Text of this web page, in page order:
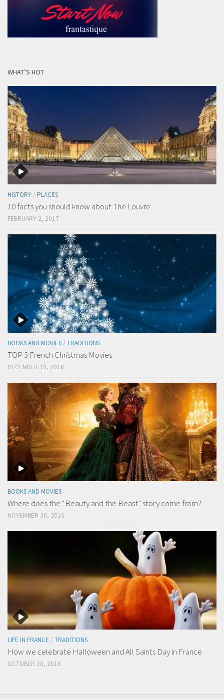
WHAT’S HOT
HISTORY / PLACES
10 facts you should know about The Louvre
FEBRUARY 2, 2017
BOOKS AND MOVIES / TRADITIONS
TOP 3 French Christmas Movies
DECEMBER 19, 2016
BOOKS AND MOVIES
Where does the “Beauty and the Beast” story come from?
NOVEMBER 30, 2016
LIFE IN FRANCE / TRADITIONS
How we celebrate Halloween and All Saints Day in France
OCTOBER 28, 2016